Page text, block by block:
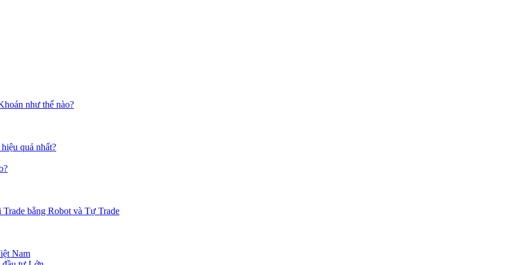
như thế nào?
quả nhất?
bằng Robot và Tự Trade
Nam